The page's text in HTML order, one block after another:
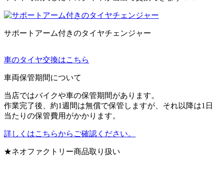
サポートアーム付きのタイヤチェンジャー
車のタイヤ交換はこちら
車両保管期間について
当店ではバイクや車の保管期間があります。
作業完了後、約1週間は無償で保管しますが、それ以降は1日
当たりの保管費用がかかります。
詳しくはこちらからご確認ください。
★ネオファクトリー商品取り扱い